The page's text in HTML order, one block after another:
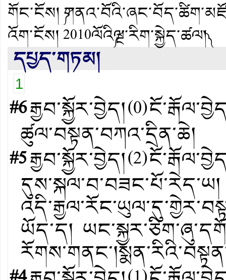
གོང་ངོས།
འོག་ངོས།2010ལོའི༼ལྔ་རིག་སྐྱེད་ཚལ།༽
དཔྱད་གཏམ།
1
#6རྒྱབ་སྐྱོར་བྱེད།(0)
ཚུལ་བསྟན་བཀའ་དྲིན་ཆེ།
#5རྒྱབ་སྐྱོར་བྱེད།(2)
ཡོད་ད།